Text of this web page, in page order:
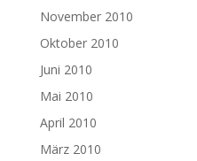
November 2010
Oktober 2010
Juni 2010
Mai 2010
April 2010
März 2010